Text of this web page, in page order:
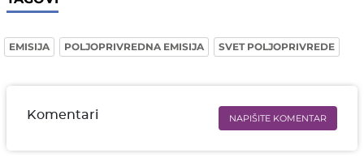
EMISIJA POLJOPRIVREDNA EMISIJA SVET POLJOPRIVREDE
Komentari NAPIŠITE KOMENTAR